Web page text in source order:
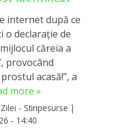
internet după ce
o declaraţie de
căreia a
provocând
acasă!”, a
more »
- Stiripesurse |
- 14:40